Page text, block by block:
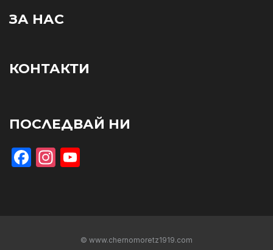
ЗА НАС
КОНТАКТИ
ПОСЛЕДВАЙ НИ
Facebook
Instagram
© www.chernomoretz1919.com